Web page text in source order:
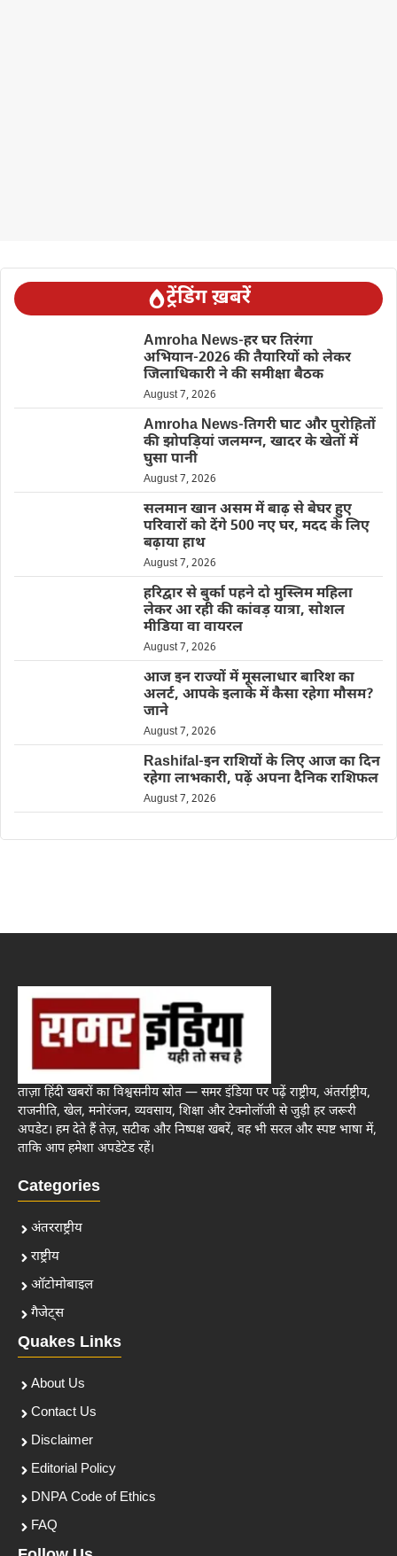
ट्रेंडिंग ख़बरें
Amroha News-हर घर तिरंगा
अभियान-2026 की तैयारियों को लेकर
जिलाधिकारी ने की समीक्षा बैठक
August 7, 2026
Amroha News-तिगरी घाट और पुरोहितों
की झोपड़ियां जलमग्न, खादर के खेतों में
घुसा पानी
August 7, 2026
सलमान खान असम में बाढ़ से बेघर हुए
परिवारों को देंगे 500 नए घर, मदद के लिए
बढ़ाया हाथ
August 7, 2026
हरिद्वार से बुर्का पहने दो मुस्लिम महिला
लेकर आ रही की कांवड़ यात्रा, सोशल
मीडिया वा वायरल
August 7, 2026
आज इन राज्यों में मूसलाधार बारिश का
अलर्ट, आपके इलाके में कैसा रहेगा मौसम?
जाने
August 7, 2026
Rashifal-इन राशियों के लिए आज का दिन
रहेगा लाभकारी, पढ़ें अपना दैनिक राशिफल
August 7, 2026
ताज़ा हिंदी खबरों का विश्वसनीय स्रोत — समर इंडिया पर पढ़ें राष्ट्रीय, अंतर्राष्ट्रीय,
राजनीति, खेल, मनोरंजन, व्यवसाय, शिक्षा और टेक्नोलॉजी से जुड़ी हर जरूरी
अपडेट। हम देते हैं तेज़, सटीक और निष्पक्ष खबरें, वह भी सरल और स्पष्ट भाषा में,
ताकि आप हमेशा अपडेटेड रहें।
Categories
अंतरराष्ट्रीय
राष्ट्रीय
ऑटोमोबाइल
गैजेट्स
Quakes Links
About Us
Contact Us
Disclaimer
Editorial Policy
DNPA Code of Ethics
FAQ